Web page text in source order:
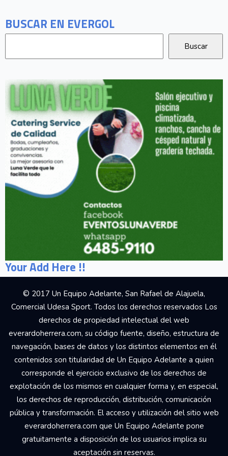
BUSCAR EN EVERGOL
Your Add Here !!
© 2017 Un Equipo Adelante, San Rafael de Alajuela,
Comercial Udesa Sport. Todos los derechos reservados Los
derechos de propiedad intelectual del web
everardoherrera.com, su código fuente, diseño, estructura de
navegación, bases de datos y los distintos elementos en él
contenidos son titularidad de Un Equipo Adelante a quien
corresponde el ejercicio exclusivo de los derechos de
explotación de los mismos en cualquier forma y, en especial,
los derechos de reproducción, distribución, comunicación
pública y transformación. El acceso y utilización del sitio web
everardoherrera.com que Un Equipo Adelante pone
gratuitamente a disposición de los usuarios implica su
aceptación sin reservas.